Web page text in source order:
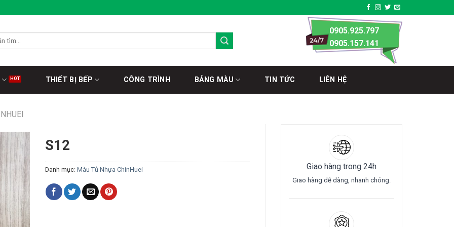
0905.925.797
0905.157.141
THIẾT BỊ BẾP CÔNG TRÌNH BẢNG MÀU TIN TỨC LIÊN HỆ
Giao hàng trong 24h
Giao hàng dễ dàng, nhanh chóng.
S12
Danh mục: Màu Tủ Nhựa ChinHuei